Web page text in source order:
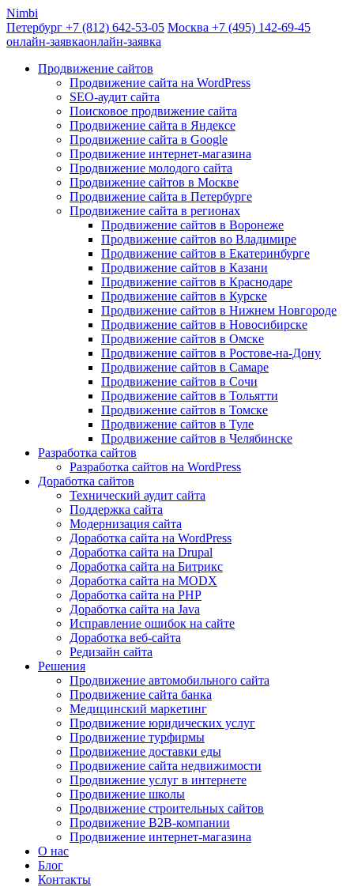
Nimbi
Петербург +7 (812) 642-53-05 Москва +7 (495) 142-69-45
онлайн-заявкаонлайн-заявка
Продвижение сайтов
Продвижение сайта на WordPress
SEO-аудит сайта
Поисковое продвижение сайта
Продвижение сайта в Яндексе
Продвижение сайта в Google
Продвижение интернет-магазина
Продвижение молодого сайта
Продвижение сайтов в Москве
Продвижение сайта в Петербурге
Продвижение сайта в регионах
Продвижение сайтов в Воронеже
Продвижение сайтов во Владимире
Продвижение сайтов в Екатеринбурге
Продвижение сайтов в Казани
Продвижение сайтов в Краснодаре
Продвижение сайтов в Курске
Продвижение сайтов в Нижнем Новгороде
Продвижение сайтов в Новосибирске
Продвижение сайтов в Омске
Продвижение сайтов в Ростове-на-Дону
Продвижение сайтов в Самаре
Продвижение сайтов в Сочи
Продвижение сайтов в Тольятти
Продвижение сайтов в Томске
Продвижение сайтов в Туле
Продвижение сайтов в Челябинске
Разработка сайтов
Разработка сайтов на WordPress
Доработка сайтов
Технический аудит сайта
Поддержка сайта
Модернизация сайта
Доработка сайта на WordPress
Доработка сайта на Drupal
Доработка сайта на Битрикс
Доработка сайта на MODX
Доработка сайта на PHP
Доработка сайта на Java
Исправление ошибок на сайте
Доработка веб-сайта
Редизайн сайта
Решения
Продвижение автомобильного сайта
Продвижение сайта банка
Медицинский маркетинг
Продвижение юридических услуг
Продвижение турфирмы
Продвижение доставки еды
Продвижение сайта недвижимости
Продвижение услуг в интернете
Продвижение школы
Продвижение строительных сайтов
Продвижение B2B-компании
Продвижение интернет-магазина
О нас
Блог
Контакты